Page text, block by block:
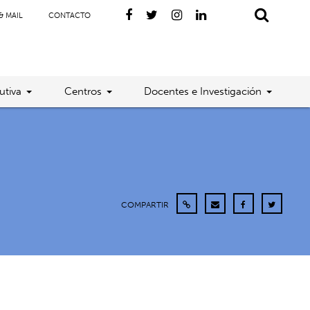
MAIL CONTACTO
Centros Docentes e Investigación
COMPARTIR